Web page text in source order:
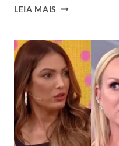
LEIA MAIS PATRÍCIA
DE
BIQUÍNI
CAVADO
E
FAZ
WEB
VIBRAR:
“MELHOR
MOMENTO”